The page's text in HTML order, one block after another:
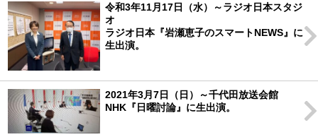
令和3年11月17日（水）～ラジオ日本スタジ
オ
ラジオ日本『岩瀬恵子のスマートNEWS』に
生出演。
2021年3月7日（日）～千代田放送会館
NHK『日曜討論』に生出演。